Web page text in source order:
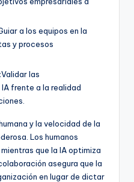
a los equipos en la
y procesos
Validar las
frente a la realidad
y la velocidad de la
Los humanos
mientras que la IA optimiza
asegura que la
en lugar de dictar